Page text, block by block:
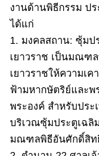
งานด้านพิธีกรรม ป
ได้แก่
1️. มงคลสถาน: ซุ้มป
เยาวราช เป็นมณฑ
เยาวราชให้ความเ
ฟ้ามหากษัตริย์และพ
พระองค์ สำหรับปร
บริเวณซุ้มประตูเฉลิ
มณฑลพิธีอันศักดิ์สิท